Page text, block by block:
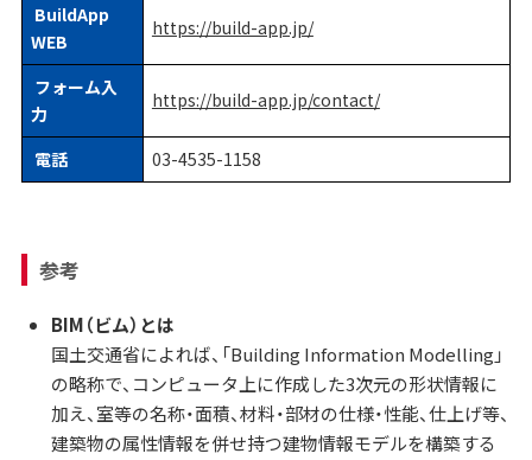
BuildApp
WEB
https://build-app.jp/
フォーム入
力
https://build-app.jp/contact/
電話 03-4535-1158
参考
BIM（ビム）とは
国土交通省によれば、「Building Information Modelling」
の略称で、コンピュータ上に作成した3次元の形状情報に
加え、室等の名称・面積、材料・部材の仕様・性能、仕上げ等、
建築物の属性情報を併せ持つ建物情報モデルを構築する